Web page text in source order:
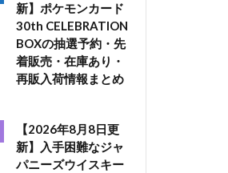
新】ポケモンカード
30th CELEBRATION
BOXの抽選予約・先
着販売・在庫あり・
再販入荷情報まとめ
【2026年8月8日更
新】入手困難なジャ
パニーズウイスキー